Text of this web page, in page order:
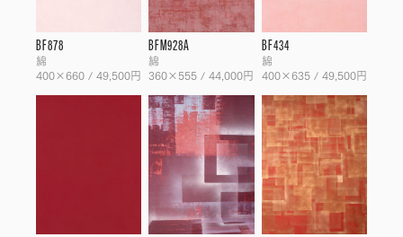
BF878
綿
400×660 / 49,500円
BFM928A
綿
360×555 / 44,000円
BF434
綿
400×635 / 49,500円